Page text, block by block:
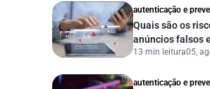
autenticação e
Quais são os
anúncios falsos
proteger seu
13 min leitura05,
autenticação e